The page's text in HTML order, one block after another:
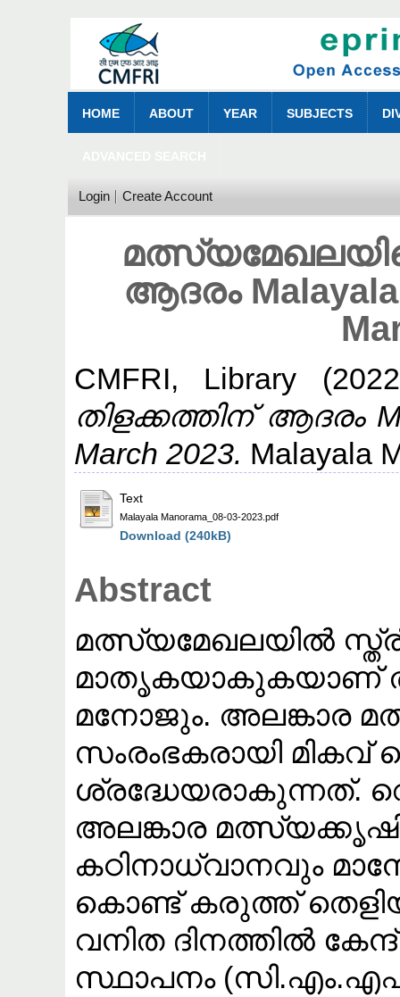
HOME ABOUT YEAR SUBJECTS
Login Create Account
ആദരം Malayala
CMFRI, Library
തിളക്കത്തിന് ആദരം
March 2023. Malayala
Text
Malayala Manorama_08-03-2023.pdf
Download (240kB)
Abstract
മത്സ്യമേഖലയിൽ
മാതൃകയാകുകയാണ്
മനോജും. അലങ്കാര
സംരംഭകരായി മികവ്
ശ്രദ്ധേയരാകുന്നത്.
അലങ്കാര
കഠിനാധ്വാനവും
കൊണ്ട് കരുത്ത്
വനിത ദിനത്തിൽ
സ്ഥാപനം